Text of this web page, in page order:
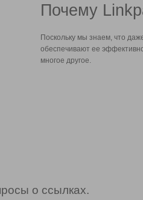
Почему
Поскольку мы знаем, что
обеспечивают ее
многое другое.
о ссылках.